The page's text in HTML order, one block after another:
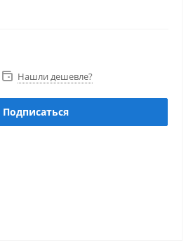
Нашли дешевле?
Подписаться